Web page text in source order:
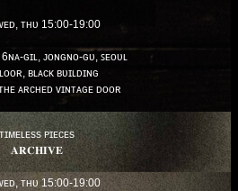
ᴛʜᴜ 15:00-19:00
ɢɪʟ, ᴊᴏɴɢɴᴏ-ɢᴜ, ꜱᴇᴏᴜʟ
ʙʟᴀᴄᴋ ʙᴜɪʟᴅɪɴɢ
ᴀʀᴄʜᴇᴅ ᴠɪɴᴛᴀɢᴇ ᴅᴏᴏʀ
ᴛɪᴍᴇʟᴇss ᴘɪᴇᴄᴇs
𝐀𝐑𝐂𝐇𝐈𝐕𝐄
ᴛʜᴜ 15:00-19:00